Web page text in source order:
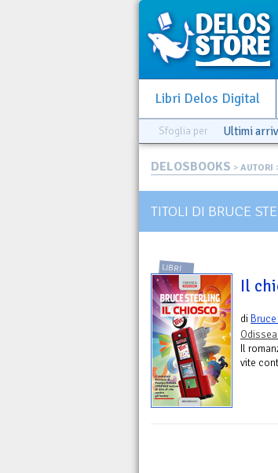
Libri Delos Digital
Sfoglia per Ultimi
DELOSBOOKS > AUTORI
TITOLI DI BRUCE
LIBRI
Il
di
Il
vite